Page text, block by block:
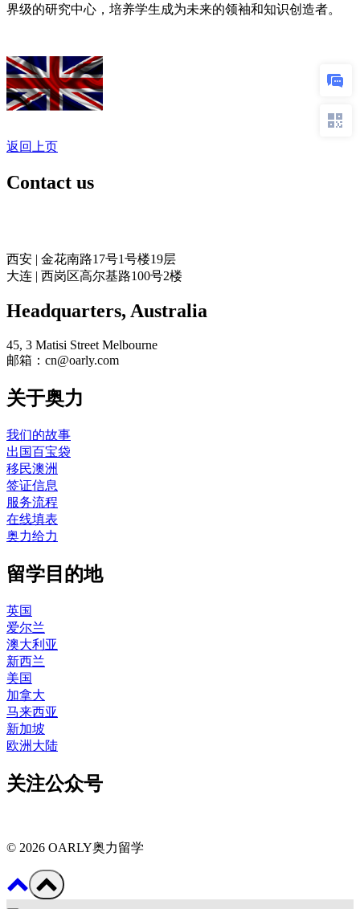
界级的研究中心，培养学生成为未来的领袖和知识创造者。
返回上页
Contact us
西安 | 金花南路17号1号楼19层
大连 | 西岗区高尔基路100号2楼
Headquarters​, Australia
45, 3 Matisi Street Melbourne
邮箱：cn@oarly.com
关于奥力
我们的故事
出国百宝袋
移民澳洲
签证信息
服务流程
在线填表
奥力给力
留学目的地
英国
爱尔兰
澳大利亚
新西兰
美国
加拿大
马来西亚
新加坡
欧洲大陆
关注公众号
© 2026 OARLY奥力留学